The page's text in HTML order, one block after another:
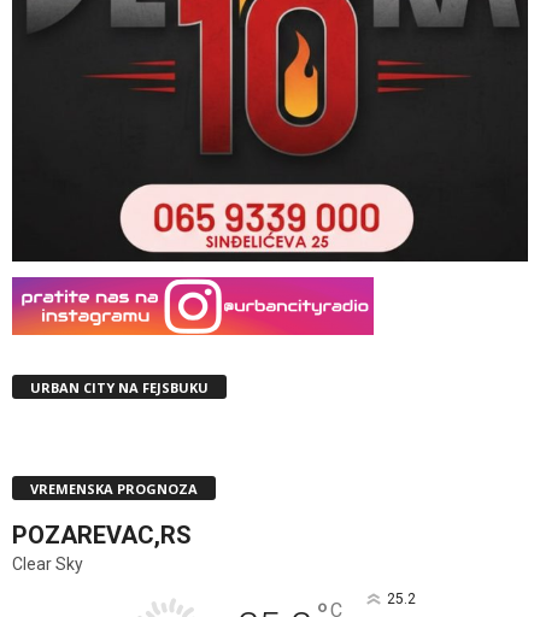
URBAN CITY NA FEJSBUKU
VREMENSKA PROGNOZA
POZAREVAC,RS
Clear Sky
C 25.2